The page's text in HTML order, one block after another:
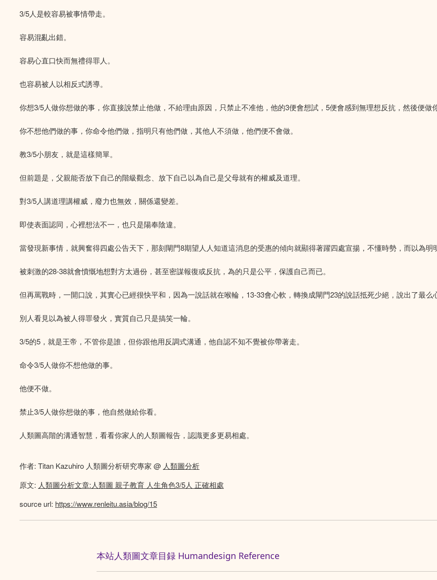
3/5人是較容易被事情帶走。
容易混亂出錯。
容易心直口快而無禮得罪人。
也容易被人以相反式誘導。
你想3/5人做你想做的事，你直接說禁止他做，不給理由原因，只禁止不准他，他的3便會想試，5便會感到無理想反抗，然後便做
你不想他們做的事，你命令他們做，指明只有他們做，其他人不須做，他們便不會做。
教3/5小朋友，就是這樣簡單。
但前題是，父親能否放下自己的階級觀念、放下自己以為自己是父母就有的權威及道理。
對3/5人講道理講權威，廢力也無效，關係還變差。
即使表面認同，心裡想法不一，也只是陽奉陰違。
當發現新事情，就興奮得四處公告天下，那刻閘門8期望人人知道這消息的受惠的傾向就顯得著躍四處宣揚，不懂時勢，而以為明
被刺激的28-38就會憤慨地想對方太過份，甚至密謀報復或反抗，為的只是公平，保護自己而已。
但再罵戰時，一開口說，其實心已經很快平和，因為一說話就在喉輪，13-33會心軟，轉換成閘門23的說話抵死少絕，說出了最么
別人看見以為被人得罪發火，實質自己只是搞笑一輪。
3/5的5，就是王帝，不管你是誰，但你跟他用反調式溝通，他自認不知不覺被你帶著走。
命令3/5人做你不想他做的事。
他便不做。
禁止3/5人做你想做的事，他自然做給你看。
人類圖高階的溝通智慧，看看你家人的人類圖報告，認識更多更易相處。
作者: Titan Kazuhiro 人類圖分析研究專家 @ 人類圖分析
原文: 人類圖分析文章:人類圖 親子教育 人生角色3/5人 正確相處
source url: https://www.renleitu.asia/blog/15
本站人類圖文章目録 Humandesign Reference